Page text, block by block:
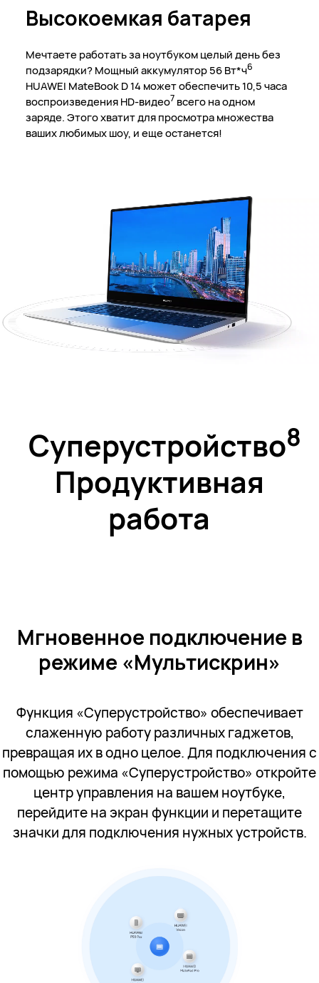
Высокоемкая батарея
Мечтаете работать за ноутбуком целый день без
подзарядки? Мощный аккумулятор 56 Вт*ч6
HUAWEI MateBook D 14может обеспечить 10,5 часа
воспроизведения HD-видео7всего на одном
заряде. Этого хватит для просмотра множества
ваших любимых шоу, и еще останется!
Суперустройство8
Продуктивная
работа
Мгновенное подключение в
режиме «Мультискрин»
Функция «Суперустройство» обеспечивает
слаженную работу различных гаджетов,
превращая их в одно целое. Для подключения с
помощью режима «Суперустройство» откройте
центр управления на вашем ноутбуке,
перейдите на экран функции и перетащите
значки для подключения нужных устройств.